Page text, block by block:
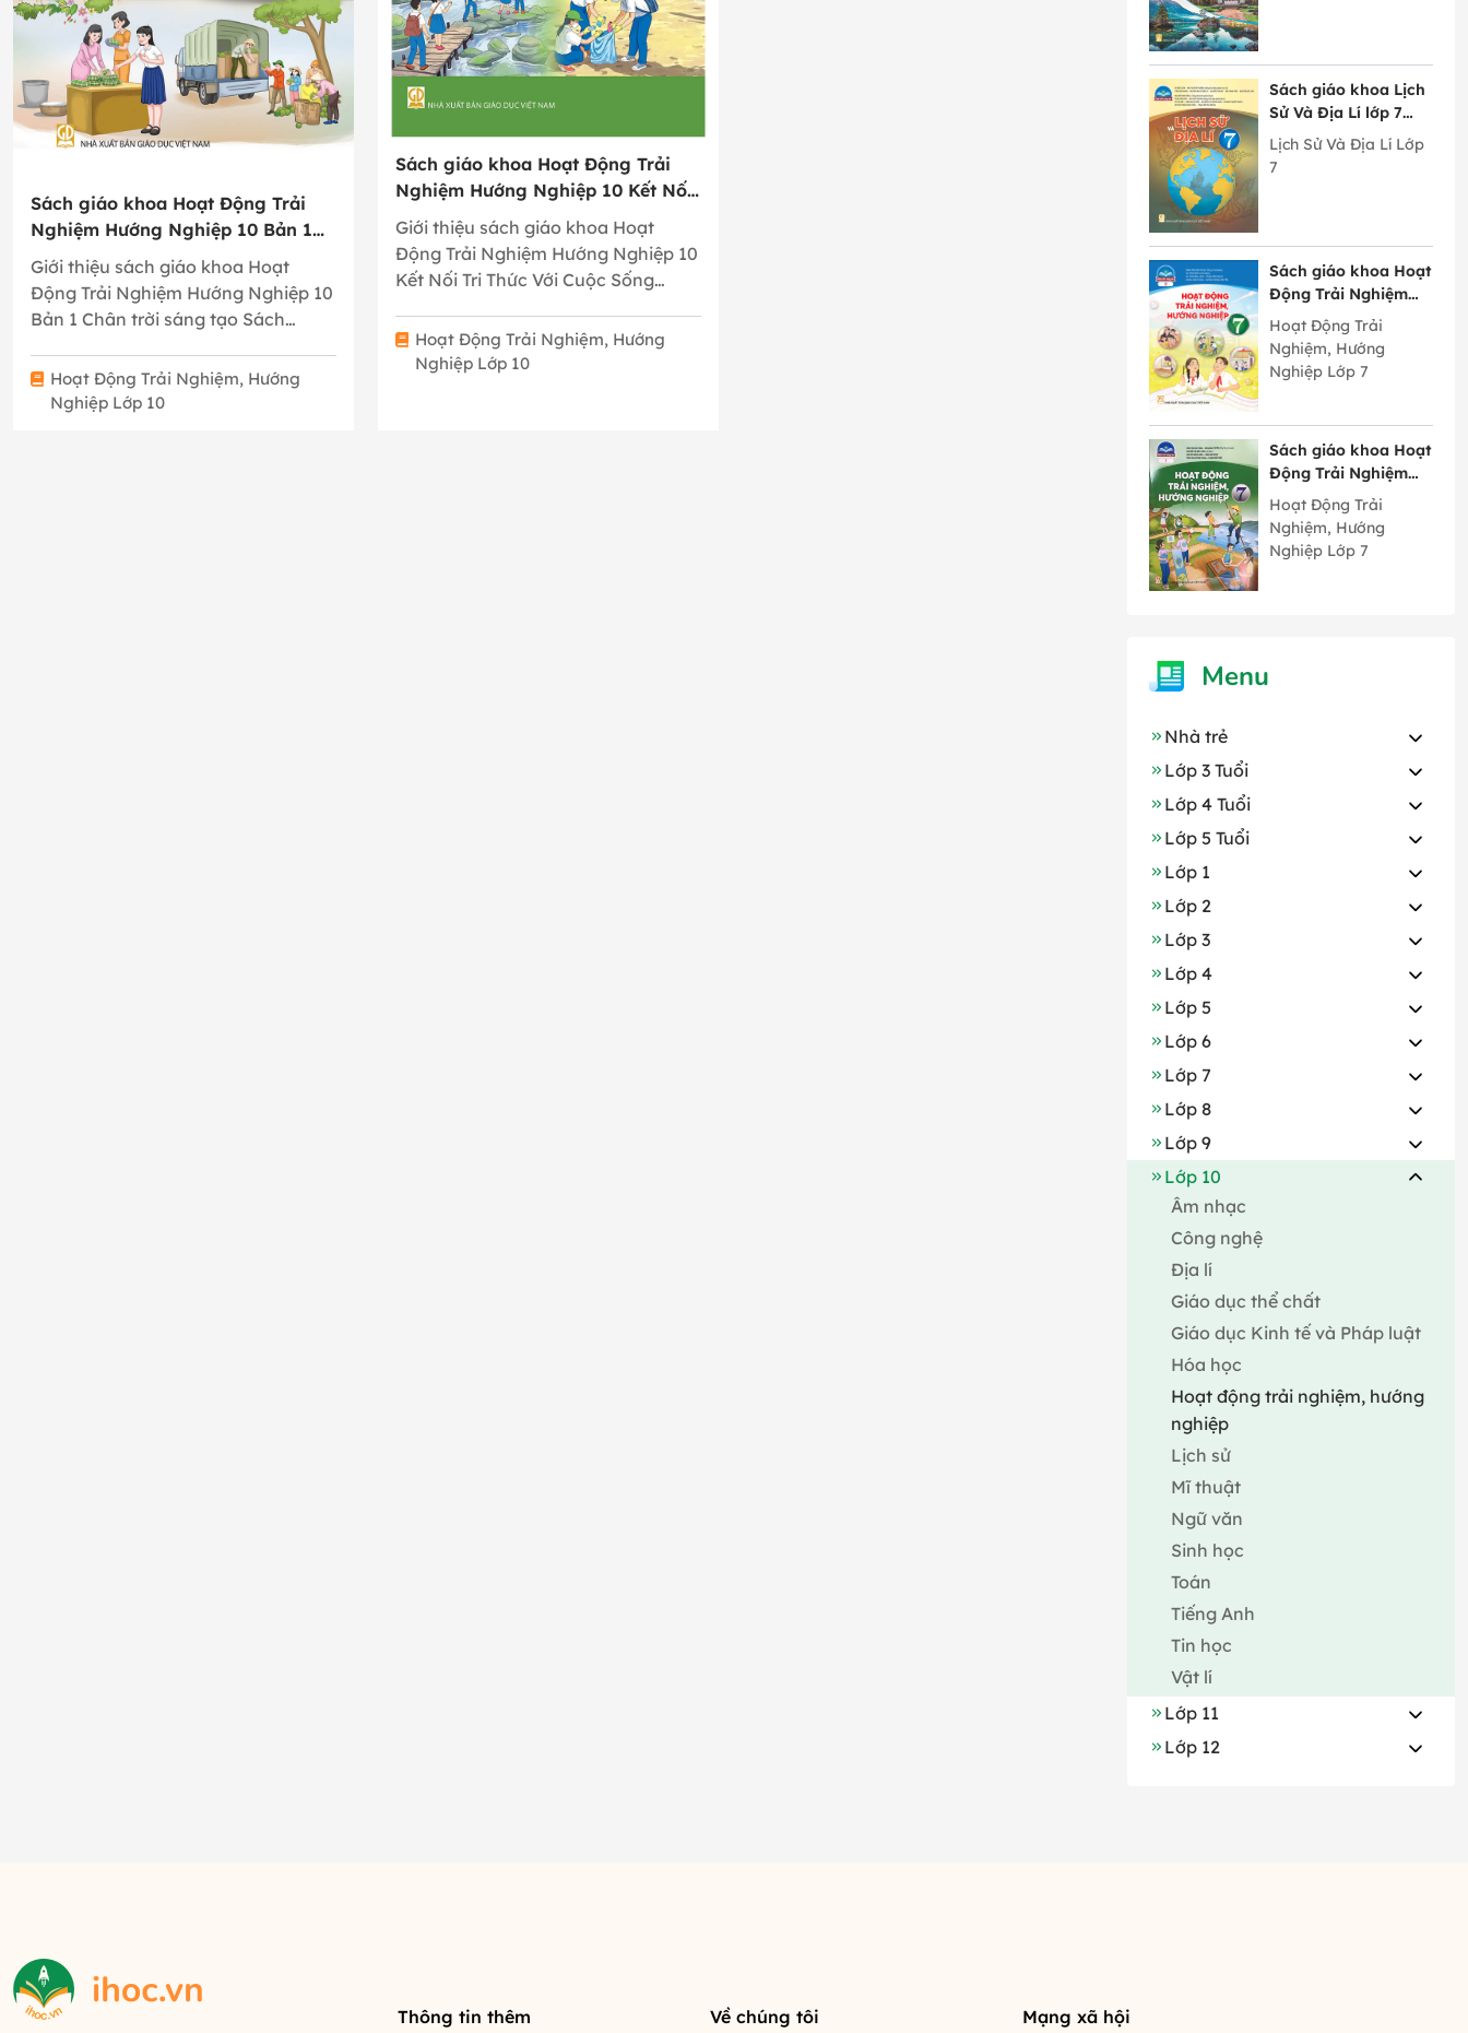
Sách giáo khoa Hoạt Động Trải
Nghiệm Hướng Nghiệp 10 Bản 1
Chân trời sáng tạo
Giới thiệu sách giáo khoa Hoạt
Động Trải Nghiệm Hướng Nghiệp 10
Bản 1 Chân trời sáng tạo Sách
Hoạt Động Trải Nghiệm, Hướng
Nghiệp Lớp 10
Sách giáo khoa Hoạt Động Trải
Nghiệm Hướng Nghiệp 10 Kết Nối
Tri Thức Với Cuộc Sống
Giới thiệu sách giáo khoa Hoạt
Động Trải Nghiệm Hướng Nghiệp 10
Kết Nối Tri Thức Với Cuộc Sống
Hoạt Động Trải Nghiệm, Hướng
Nghiệp Lớp 10
Sách giáo khoa Lịch
Sử Và Địa Lí lớp 7
Chân Trời Sáng Tạo
Lịch Sử Và Địa Lí Lớp
7
Sách giáo khoa Hoạt
Động Trải Nghiệm
Hướng Nghiệp lớp 7
bản 2 Chân Trời
Sáng Tạo
Hoạt Động Trải
Nghiệm, Hướng
Nghiệp Lớp 7
Sách giáo khoa Hoạt
Động Trải Nghiệm
Hướng Nghiệp lớp 7
bản 1 Chân Trời
Sáng Tạo
Hoạt Động Trải
Nghiệm, Hướng
Nghiệp Lớp 7
Menu
Nhà trẻ
Lớp 3 Tuổi
Lớp 4 Tuổi
Lớp 5 Tuổi
Lớp 1
Lớp 2
Lớp 3
Lớp 4
Lớp 5
Lớp 6
Lớp 7
Lớp 8
Lớp 9
Lớp 10
Âm nhạc
Công nghệ
Địa lí
Giáo dục thể chất
Giáo dục Kinh tế và Pháp luật
Hóa học
Hoạt động trải nghiệm, hướng
nghiệp
Lịch sử
Mĩ thuật
Ngữ văn
Sinh học
Toán
Tiếng Anh
Tin học
Vật lí
Lớp 11
Lớp 12
Thông tin thêm Về chúng tôi Mạng xã hội